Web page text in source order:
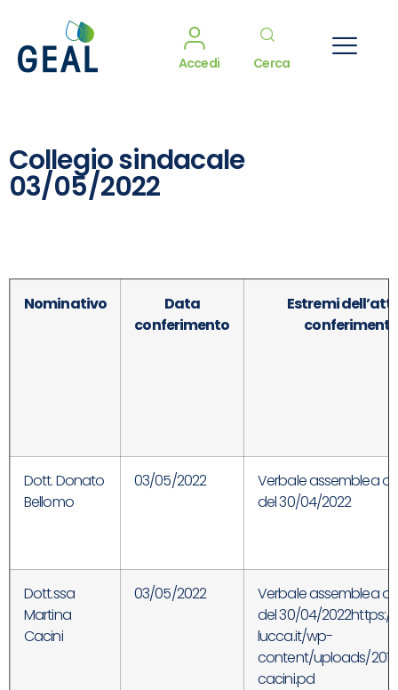
Accedi Cerca
Collegio sindacale
03/05/2022
Nominativo
Data
conferimento
Estremi
Dott. Donato
Bellomo
03/05/2022
Verbale assemblea
del 30/04/2022
Dott.ssa
Martina
Cacini
03/05/2022
Verbale assemblea
del 30/04/
lucca.it/wp-
content/uploads/
cacini.pd